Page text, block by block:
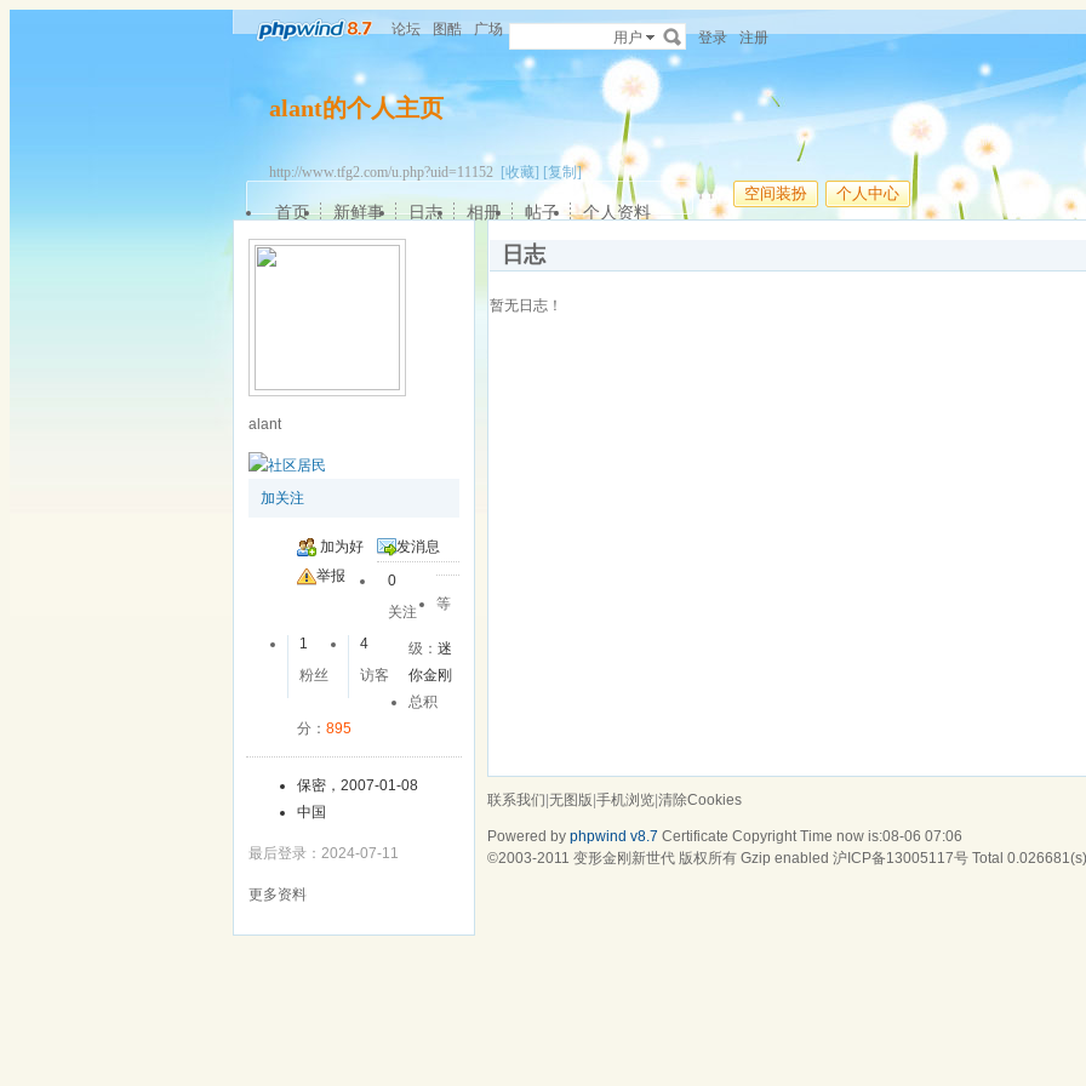
论坛 图酷 广场 用户 登录 注册
alant的个人主页
http://www.tfg2.com/u.php?uid=11152 [收藏] [复制]
空间装扮 个人中心
首页 新鲜事 日志 相册 帖子 个人资料
alant
加关注
加为好
友
发消息
举报
0
关注
1
粉丝
4
访客
等
级：迷
你金刚
总积
分： 895
保密，2007-01-08
中国
最后登录：2024-07-11
更多资料
日志
暂无日志！
联系我们|无图版|手机浏览|清除Cookies
Powered by phpwind v8.7 Certificate Copyright Time now is:08-06 07:06
©2003-2011 变形金刚新世代 版权所有 Gzip enabled 沪ICP备13005117号 Total 0.026681(s)